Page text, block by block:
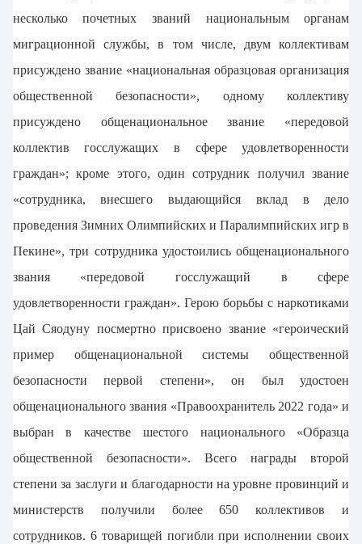
несколько почетных званий национальным органам
миграционной службы, в том числе, двум коллективам
присуждено звание «национальная образцовая организация
общественной безопасности», одному коллективу
присуждено общенациональное звание «передовой
коллектив госслужащих в сфере удовлетворенности
граждан»; кроме этого, один сотрудник получил звание
«сотрудника, внесшего выдающийся вклад в дело
проведения Зимних Олимпийских и Паралимпийских игр в
Пекине», три сотрудника удостоились общенационального
звания «передовой госслужащий в сфере
удовлетворенности граждан». Герою борьбы с наркотиками
Цай Сяодуну посмертно присвоено звание «героический
пример общенациональной системы общественной
безопасности первой степени», он был удостоен
общенационального звания «Правоохранитель 2022 года» и
выбран в качестве шестого национального «Образца
общественной безопасности». Всего награды второй
степени за заслуги и благодарности на уровне провинций и
министерств получили более 650 коллективов и
сотрудников. 6 товарищей погибли при исполнении своих